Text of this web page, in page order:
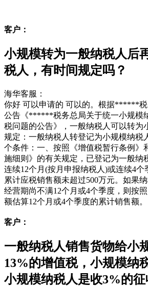
客户：
小规模转为一般纳税人后
税人，有时间规定吗？
海华客服：
你好 可以申请的 可以的。根据******税
公告《******税务总局关于统一小规模
税问题的公告》，一般纳税人可以转为
规定：一般纳税人转登记为小规模纳税
个条件：一、按照《增值税暂行条例》
施细则》的有关规定，已登记为一般纳
连续12个月(按月申报纳税人)或连续4
累计应税销售额未超过500万元。如果
经营期尚不满12个月或4个季度，则按
额估算12个月或4个季度的累计销售额。
客户：
一般纳税人销售货物给小
13%的增值税，小规模纳
小规模纳税人是收3%的